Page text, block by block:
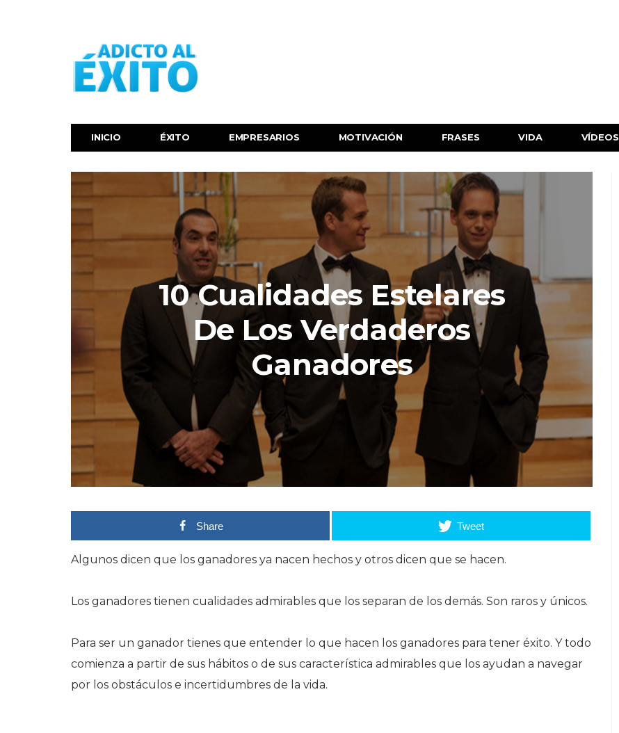
INICIO ÉXITO‬ EMPRESARIOS MOTIVACIÓN FRASES VIDA VÍDEOS
10 Cualidades Estelares
De Los Verdaderos
Ganadores
Share Tweet
Algunos dicen que los ganadores ya nacen hechos y otros dicen que se hacen.
Los ganadores tienen cualidades admirables que los separan de los demás. Son raros y únicos.
Para ser un ganador tienes que entender lo que hacen los ganadores para tener éxito. Y todo
comienza a partir de sus hábitos o de sus característica admirables que los ayudan a navegar
por los obstáculos e incertidumbres de la vida.